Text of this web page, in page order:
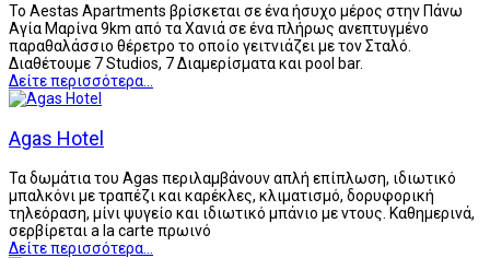
Το Aestas Apartments βρίσκεται σε ένα ήσυχο μέρος στην Πάνω
Αγία Μαρίνα 9km από τα Χανιά σε ένα πλήρως ανεπτυγμένο
παραθαλάσσιο θέρετρο το οποίο γειτνιάζει με τον Σταλό.
Διαθέτουμε 7 Studios, 7 Διαμερίσματα και pool bar.
Δείτε περισσότερα...
Agas Hotel
Τα δωμάτια του Agas περιλαμβάνουν απλή επίπλωση, ιδιωτικό
μπαλκόνι με τραπέζι και καρέκλες, κλιματισμό, δορυφορική
τηλεόραση, μίνι ψυγείο και ιδιωτικό μπάνιο με ντους. Καθημερινά,
σερβίρεται a la carte πρωινό
Δείτε περισσότερα...